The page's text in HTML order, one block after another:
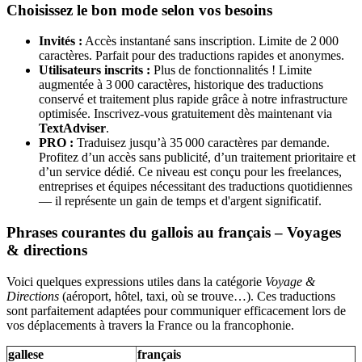
Choisissez le bon mode selon vos besoins
Invités : Accès instantané sans inscription. Limite de 2 000
caractères. Parfait pour des traductions rapides et anonymes.
Utilisateurs inscrits : Plus de fonctionnalités ! Limite
augmentée à 3 000 caractères, historique des traductions
conservé et traitement plus rapide grâce à notre infrastructure
optimisée. Inscrivez-vous gratuitement dès maintenant via
TextAdviser.
PRO : Traduisez jusqu’à 35 000 caractères par demande.
Profitez d’un accès sans publicité, d’un traitement prioritaire et
d’un service dédié. Ce niveau est conçu pour les freelances,
entreprises et équipes nécessitant des traductions quotidiennes
— il représente un gain de temps et d'argent significatif.
Phrases courantes du gallois au français – Voyages
& directions
Voici quelques expressions utiles dans la catégorie Voyage &
Directions (aéroport, hôtel, taxi, où se trouve…). Ces traductions
sont parfaitement adaptées pour communiquer efficacement lors de
vos déplacements à travers la France ou la francophonie.
gallese
français